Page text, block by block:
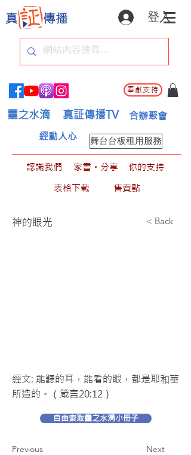
登入
奉獻支持
靈之水滴 真証傳播TV 合辦聚會
舞台台板租用服務
經動人心
認識我們 家書。分享
你的支持
表格下載
售賣點
神的眼光 < Back
經文: 能聽的耳，能看的眼，都是耶和華
所造的。（箴言20:12）
自由索取靈之水滴小冊子
Previous Next